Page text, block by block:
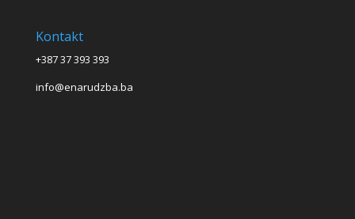
Kontakt
+387 37 393 393
info@enarudzba.ba